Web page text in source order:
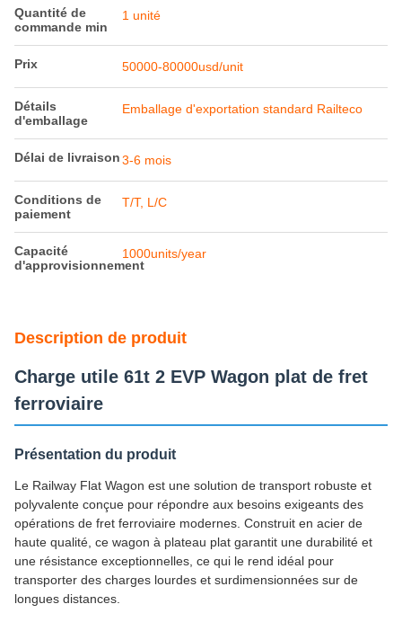
Quantité de
commande min
1 unité
Prix 50000-80000usd/unit
Détails
d'emballage
Emballage d'exportation standard Railteco
Délai de livraison3-6 mois
Conditions de
paiement
T/T, L/C
Capacité
d'approvisionnement
1000units/year
Description de produit
Charge utile 61t 2 EVP Wagon plat de fret
ferroviaire
Présentation du produit
Le Railway Flat Wagon est une solution de transport robuste et
polyvalente conçue pour répondre aux besoins exigeants des
opérations de fret ferroviaire modernes. Construit en acier de
haute qualité, ce wagon à plateau plat garantit une durabilité et
une résistance exceptionnelles, ce qui le rend idéal pour
transporter des charges lourdes et surdimensionnées sur de
longues distances.